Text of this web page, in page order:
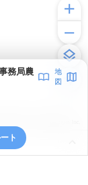
務局農
地
図
ト